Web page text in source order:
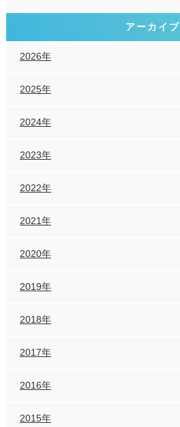
アーカイブ
2026年
2025年
2024年
2023年
2022年
2021年
2020年
2019年
2018年
2017年
2016年
2015年